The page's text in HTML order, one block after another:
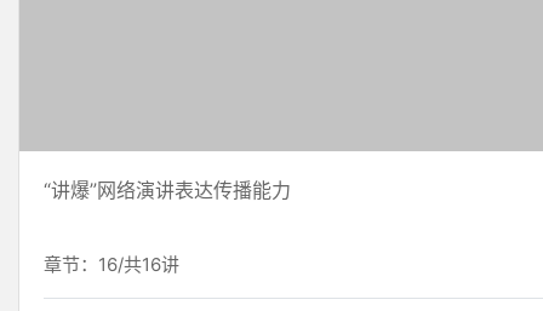
“讲爆”网络演讲表达传播能力
章节：16/共16讲